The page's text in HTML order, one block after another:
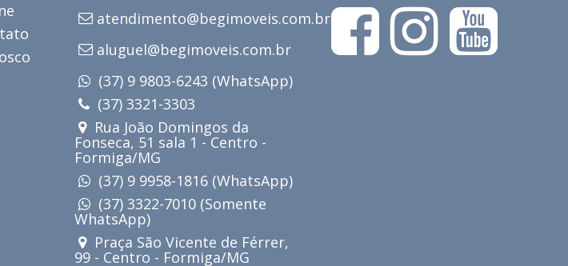
atendimento@begimoveis.com.br
aluguel@begimoveis.com.br
(37) 9 9803-6243 (WhatsApp)
(37) 3321-3303
Rua João Domingos da
Fonseca, 51 sala 1 - Centro -
Formiga/MG
(37) 9 9958-1816 (WhatsApp)
(37) 3322-7010 (Somente
WhatsApp)
Praça São Vicente de Férrer,
99 - Centro - Formiga/MG